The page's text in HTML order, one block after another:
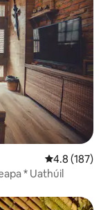
Meánrátáil
4.8 (187)
* Uathúil